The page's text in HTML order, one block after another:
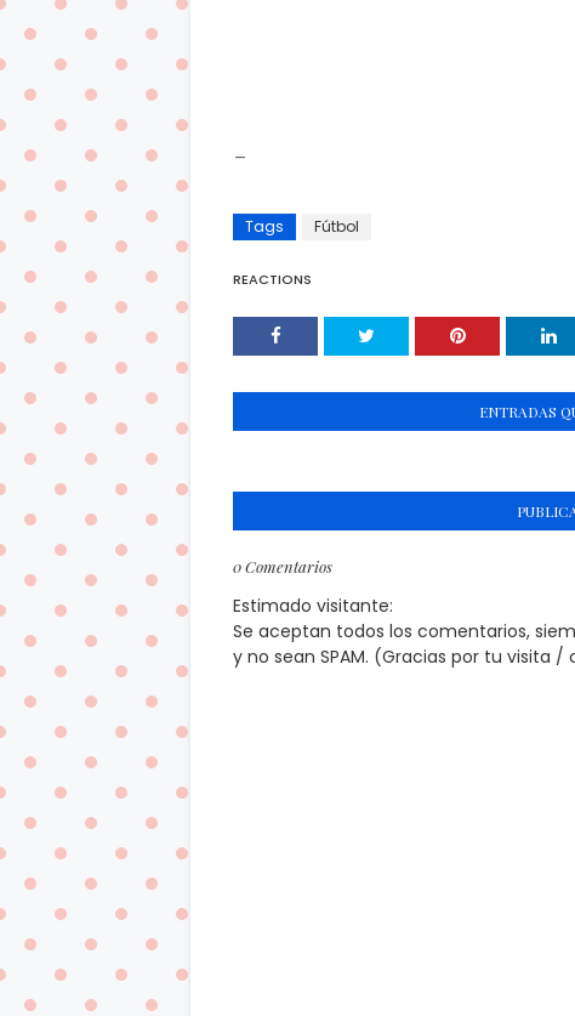
Tags Fútbol
REACTIONS
ENTRADAS
0 Comentarios
Estimado visitante:
Se aceptan todos los comentarios,
y no sean SPAM. (Gracias por tu visita